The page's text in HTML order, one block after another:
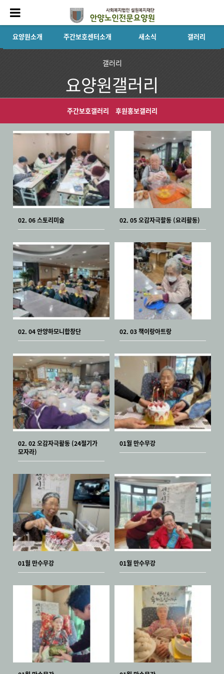
요양원소개 주간보호센터소개 새소식 갤러리
갤러리
요양원갤러리
주간보호갤러리 후원홍보갤러리
02. 06 스토리미술 02. 05 오감자극할동 (요리활동)
02. 04 안양하모니합창단 02. 03 책이랑아트랑
02. 02 오감자극활동 (24절기가
모자라)
01월 만수무강
01월 만수무강 01월 만수무강